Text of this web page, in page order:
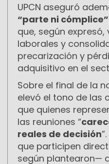
UPCN aseguró
“parte ni cómplice”
que, según
laborales y
precarización y
adquisitivo en el
Sobre el final de la
elevó el tono de las
que quienes
las reuniones “
reales de decisión
que participen
según plantearon—